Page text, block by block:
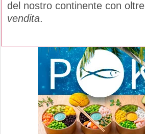
del nostro continente con oltre
vendita.